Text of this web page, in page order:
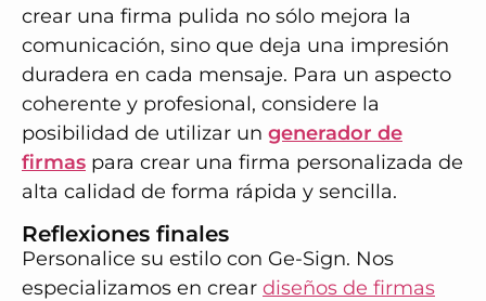
crear una firma pulida no sólo mejora la
comunicación, sino que deja una impresión
duradera en cada mensaje. Para un aspecto
coherente y profesional, considere la
posibilidad de utilizar un generador de
firmas para crear una firma personalizada de
alta calidad de forma rápida y sencilla.
Reflexiones finales
Personalice su estilo con Ge-Sign. Nos
especializamos en crear diseños de firmas